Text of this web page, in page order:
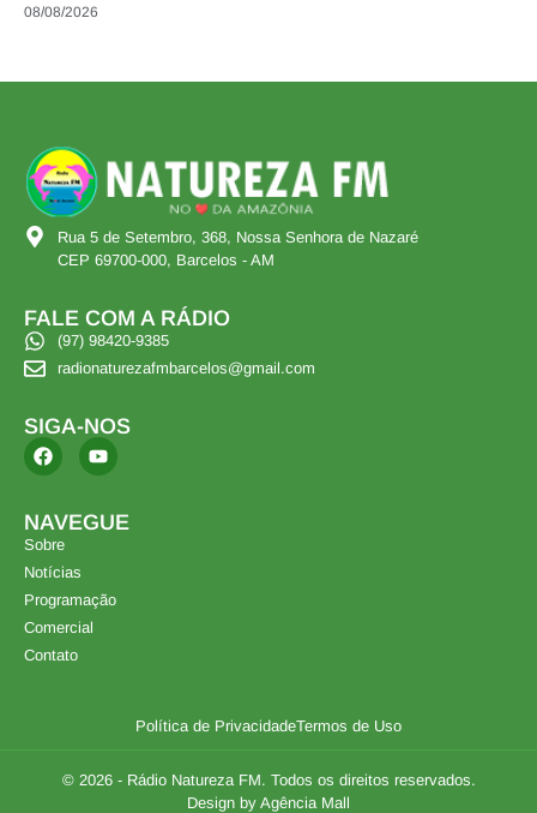
08/08/2026
Rua 5 de Setembro, 368, Nossa Senhora de Nazaré
CEP 69700-000, Barcelos - AM
FALE COM A RÁDIO
(97) 98420-9385
radionaturezafmbarcelos@gmail.com
SIGA-NOS
NAVEGUE
Sobre
Notícias
Programação
Comercial
Contato
Política de PrivacidadeTermos de Uso
© 2026 - Rádio Natureza FM. Todos os direitos reservados.
Design by Agência Mall